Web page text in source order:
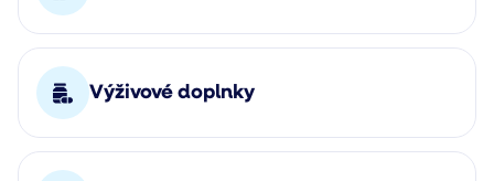
Výživové doplnky